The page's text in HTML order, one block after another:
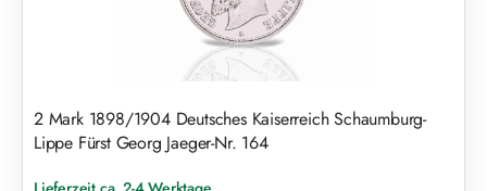
2 Mark 1898/1904 Deutsches Kaiserreich Schaumburg-
Lippe Fürst Georg Jaeger-Nr. 164